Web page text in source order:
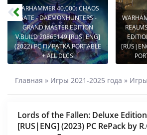
WARHAMMER 40,000: CHAOS
GATE - DAEMONHUNTERS -
GRAND MASTER EDITION
V.BUILD 20865149 [RUS|ENG]
(2022) PC ПИРАТКА PORTABLE
+ ALL DLCS
Главная » Игры 2021-2025 года »
Lords of the Fallen: Deluxe
[RUS|ENG] (2023) PC RePack by